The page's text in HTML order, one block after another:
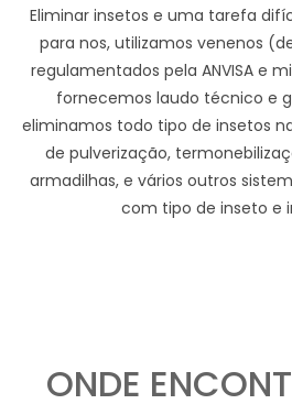
Eliminar insetos e uma tarefa
para nos, utilizamos venenos
regulamentados pela ANVISA e
fornecemos laudo técnico e
eliminamos todo tipo de insetos
de pulverização,
armadilhas, e vários outros
com tipo de inseto e
ONDE